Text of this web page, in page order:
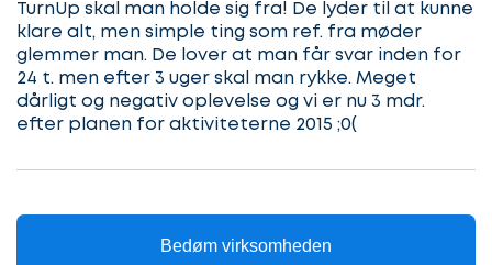
TurnUp skal man holde sig fra! De lyder til at kunne
klare alt, men simple ting som ref. fra møder
glemmer man. De lover at man får svar inden for
24 t. men efter 3 uger skal man rykke. Meget
dårligt og negativ oplevelse og vi er nu 3 mdr.
efter planen for aktiviteterne 2015 ;0(
Bedøm virksomheden
Beskriv
din
sag
i
gang
Hvilken
søger